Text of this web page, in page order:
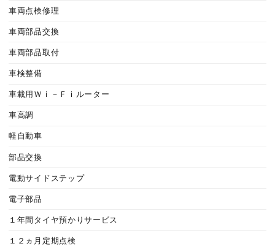
車両点検修理
車両部品交換
車両部品取付
車検整備
車載用Ｗｉ－Ｆｉルーター
車高調
軽自動車
部品交換
電動サイドステップ
電子部品
１年間タイヤ預かりサービス
１２ヵ月定期点検